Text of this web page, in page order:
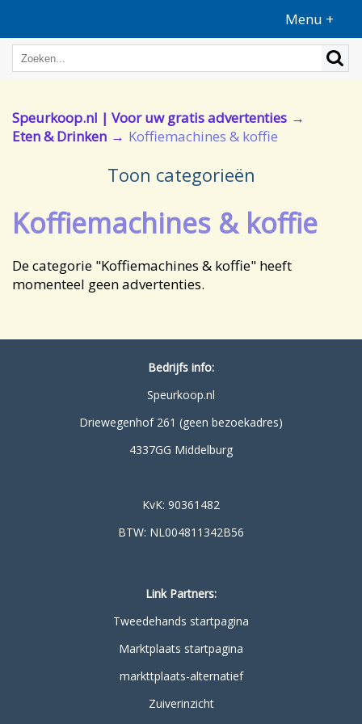
Menu +
Speurkoop.nl | Voor uw gratis advertenties
Eten & Drinken
Koffiemachines & koffie
Toon categorieën
Koffiemachines & koffie
De categorie "Koffiemachines & koffie" heeft
momenteel geen advertenties.
Bedrijfs info:
Speurkoop.nl
Driewegenhof 261 (geen bezoekadres)
4337GG Middelburg
KvK: 90361482
BTW: NL004811342B56
Link Partners:
Tweedehands startpagina
Marktplaats startpagina
markttplaats-alternatief
Zuiverinzicht